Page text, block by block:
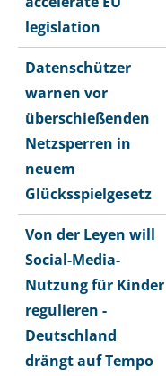
legislation
Datenschützer
warnen vor
überschießenden
Netzsperren in
neuem
Glücksspielgesetz
Von der Leyen will
Social-Media-
Nutzung für Kinder
regulieren -
Deutschland
drängt auf Tempo